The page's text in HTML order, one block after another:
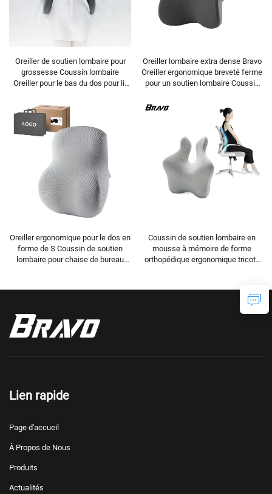
Oreiller de soutien lombaire pour
grossesse Coussin lombaire
Oreiller pour le bas du dos pour lit
Oreiller lombaire extra dense Bravo
Oreiller ergonomique breveté ferme
pour un soutien lombaire Coussin
Oreiller ergonomique pour le dos en
forme de S Coussin de soutien
lombaire pour chaise de bureau
Coussin de soutien lombaire en
mousse à mémoire de forme
orthopédique ergonomique tricoté
Lien rapide
Page d'accueil
À Propos de Nous
Produits
Actualités